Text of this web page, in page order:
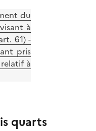
du
à
61) -
pris
à
quarts